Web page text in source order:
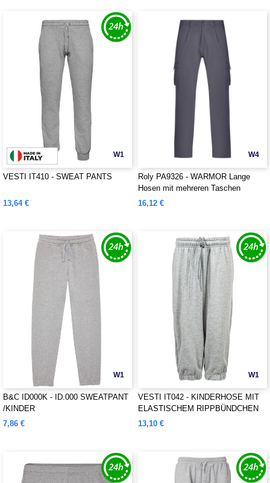
W1
VESTI IT410 - SWEAT PANTS
13,64 €
W4
Roly PA9326 - WARMOR Lange
Hosen mit mehreren Taschen
16,12 €
W1
B&C ID000K - ID.000 SWEATPANT
/KINDER
7,86 €
W1
VESTI IT042 - KINDERHOSE MIT
ELASTISCHEM RIPPBÜNDCHEN
13,10 €